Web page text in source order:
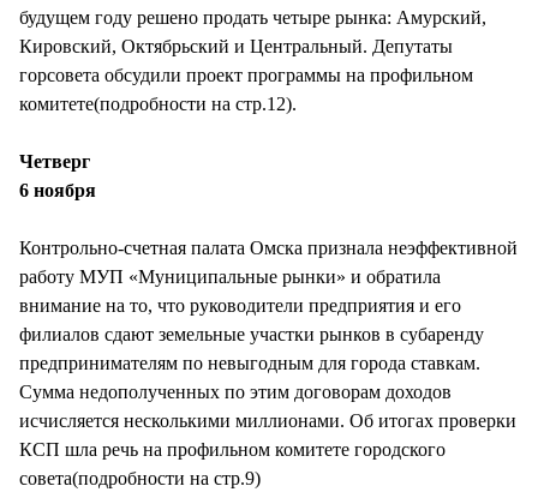
будущем году решено продать четыре рынка: Амурский,
Кировский, Октябрьский и Центральный. Депутаты
горсовета обсудили проект программы на профильном
комитете(подробности на стр.12).
Четверг
6 ноября
Контрольно-счетная палата Омска признала неэффективной
работу МУП «Муниципальные рынки» и обратила
внимание на то, что руководители предприятия и его
филиалов сдают земельные участки рынков в субаренду
предпринимателям по невыгодным для города ставкам.
Сумма недополученных по этим договорам доходов
исчисляется несколькими миллионами. Об итогах проверки
КСП шла речь на профильном комитете городского
совета(подробности на стр.9)